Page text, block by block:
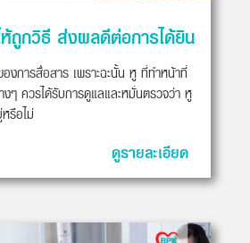
ถูกวิธี ส่งผลดีต่อการได้ยิน
งการสื่อสาร เพราะฉะนั้น หู ที่ทำหน้าที่
งๆ ควรได้รับการดูแลและหมั่นตรวจว่า หู
รือไม่
ดูรายละเอียด